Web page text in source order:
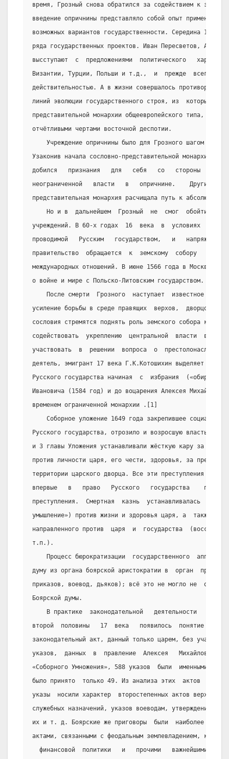
время, Грозный снова обратился за содействием к
введение опричнины представляло собой опыт применения
возможных вариантов государственности. Середина 16
ряда государственных проектов. Иван Пересветов,
высступают  с  предложениями  политического
Византии, Турции, Польши и т.д.,  и  прежде  всего
действительностью. А в жизни совершалось
линий эволюции государственного строя, из  которых
представительной монархии общеевропейского типа,
отчётливыми чертами восточной деспотии.
Учреждение опричнины было для Грозного шагом к
Узаконив начала сословно-представительной монархии в
добился   признания   для   себя   со   стороны
неограниченной   власти   в   опричнине.    Другими
представительная монархия расчищала путь к абсолютизму.
Но и в  дальнейшем  Грозный  не  смог  обойтись
учреждений. В 60-х годах  16  века  в  условиях
проводимой   Русским   государством,   и
правительство  обращается  к  земскому  собору   по
международных отношений. В июне 1566 года в Москве был
о войне и мире с Польско-Литовским государством.
После смерти  Грозного  наступает  известное
усиление борьбы в среде правящих  верхов,  дворцовые
сословия стремятся поднять роль земского собора как
содействовать  укреплению  центральной  власти  в
участвовать  в  решении  вопроса  о
деятель, эмигрант 17 века Г.К.Котошихин выделяет
Русского государства начиная  с  избрания
Ивановича (1584 год) и до воцарения Алексея
временем ограниченной монархии .[1]
Соборное уложение 1649 года закрепившее социально-
Русского государства, отрозило и возросшую власть
и 3 главы Уложения устанавливали жёсткую кару за
против личности царя, его чести, здоровья, за
территории царского дворца. Все эти преступления
впервые   в   право   Русского   государства
преступления.  Смертная  казнь  устанавливалась  за
умышление») против жизни и здоровья царя, а  также  за
направленного против  царя  и  государства
т.п.).
Процесс бюрократизации  государственного  аппарата
думу из органа боярской аристократии в  орган
приказов, воевод, дьяков); всё это не могло не
Боярской думы.
В практике  законодательной   деятельности
второй  половины   17  века   появилось  понятие
законодательный акт, данный только царем, без участия
указов,  данных  в  правление  Алексея   Михайловича
«Соборного Умножения», 588 указов  были  именными,  а
было принято  только 49. Из анализа этих  актов
указы  носили характер  второстепенных актов
служебных назначений, указов воеводам, утверждения
их и т. д. Боярские же приговоры  были  наиболее
актами, связанными с феодальным землевладением,
финансовой  политики   и   прочими   важнейшими